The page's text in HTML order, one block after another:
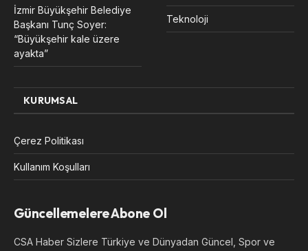
İzmir Büyükşehir Belediye
Başkanı Tunç Soyer:
“Büyükşehir kale üzere
ayakta”
Teknoloji
KURUMSAL
Çerez Politikası
Kullanım Koşulları
Güncellemelere Abone Ol
CSA Haber Sizlere Türkiye ve Dünyadan Güncel, Spor ve